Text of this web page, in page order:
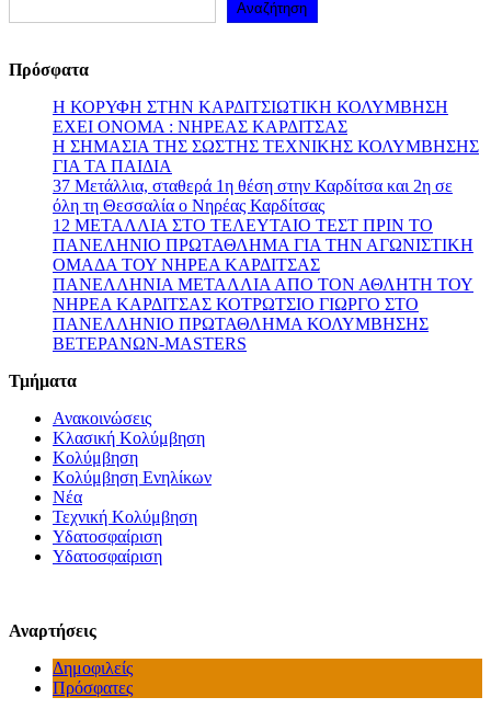
Αναζήτηση
Πρόσφατα
Η ΚΟΡΥΦΗ ΣΤΗΝ ΚΑΡΔΙΤΣΙΩΤΙΚΗ ΚΟΛΥΜΒΗΣΗ
ΕΧΕΙ ΟΝΟΜΑ : ΝΗΡΕΑΣ ΚΑΡΔΙΤΣΑΣ
Η ΣΗΜΑΣΙΑ ΤΗΣ ΣΩΣΤΗΣ ΤΕΧΝΙΚΗΣ ΚΟΛΥΜΒΗΣΗΣ
ΓΙΑ ΤΑ ΠΑΙΔΙΑ
37 Μετάλλια, σταθερά 1η θέση στην Καρδίτσα και 2η σε
όλη τη Θεσσαλία ο Νηρέας Καρδίτσας
12 ΜΕΤΑΛΛΙΑ ΣΤΟ ΤΕΛΕΥΤΑΙΟ ΤΕΣΤ ΠΡΙΝ ΤΟ
ΠΑΝΕΛΗΝΙΟ ΠΡΩΤΑΘΛΗΜΑ ΓΙΑ ΤΗΝ ΑΓΩΝΙΣΤΙΚΗ
ΟΜΑΔΑ ΤΟΥ ΝΗΡΕΑ ΚΑΡΔΙΤΣΑΣ
ΠΑΝΕΛΛΗΝΙΑ ΜΕΤΑΛΛΙΑ ΑΠΟ ΤΟΝ ΑΘΛΗΤΗ ΤΟΥ
ΝΗΡΕΑ ΚΑΡΔΙΤΣΑΣ ΚΟΤΡΩΤΣΙΟ ΓΙΩΡΓΟ ΣΤΟ
ΠΑΝΕΛΛΗΝΙΟ ΠΡΩΤΑΘΛΗΜΑ ΚΟΛΥΜΒΗΣΗΣ
ΒΕΤΕΡΑΝΩΝ-MASTERS
Τμήματα
Ανακοινώσεις
Κλασική Κολύμβηση
Κολύμβηση
Κολύμβηση Ενηλίκων
Νέα
Τεχνική Κολύμβηση
Υδατοσφαίριση
Υδατοσφαίριση
Αναρτήσεις
Δημοφιλείς
Πρόσφατες